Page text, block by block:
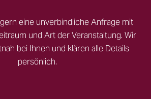
eine unverbindliche Anfrage mit
und Art der Veranstaltung. Wir
bei Ihnen und klären alle Details
persönlich.